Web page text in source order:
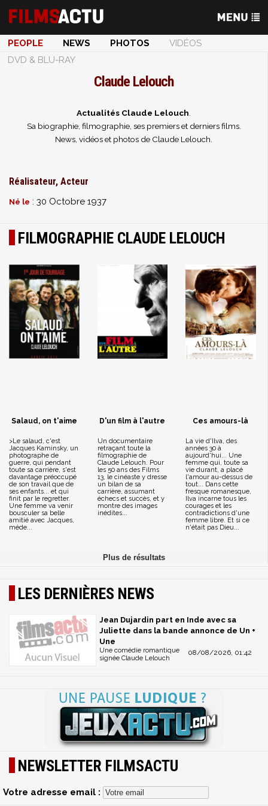
PEOPLE NEWS PHOTOS
VIDÉOS
DVD & BLU-RAY
Claude Lelouch
Actualités Claude Lelouch
Sa biographie, filmographie, ses premiers et derniers films.
News, vidéos et photos de Claude Lelouch.
Réalisateur, Acteur
Né le : 30 Octobre 1937
FILMOGRAPHIE CLAUDE LELOUCH
Salaud, on t'aime
>Le salaud, c'est
Jacques Kaminsky, un
photographe de
guerre, qui pendant
toute sa carrière, s'est
davantage préoccupé
de son travail que de
ses enfants... et qui
finit par le regretter.
Une femme va venir
bousculer sa belle
amitié avec Jacques,
méde...
D'un film à l'autre
Un documentaire
retraçant toute la
filmographie de
Claude Lelouch. Pour
les 50 ans des Films
13, le cinéaste y dresse
un bilan de sa
carrière, assumant
échecs et succès, et y
montre des images
inédites...
Ces amours-là
La vie d'Ilva, des
années 30 à
aujourd'hui... Une
femme qui, toute sa
vie durant, a placé
l'amour au-dessus de
tout... Dans cette
fresque romanesque,
Ilva incarne tous les
courages et les
contradictions d'une
femme libre. Et si ce
n'était pas Dieu...
LES DERNIÈRES NEWS
Jean Dujardin part en Inde avec sa
Juliette dans la bande annonce de Un +
Une
08/08/2026, 01:42
Une comédie romantique
signée Claude Lelouch
NEWSLETTER FILMSACTU
Votre adresse email :